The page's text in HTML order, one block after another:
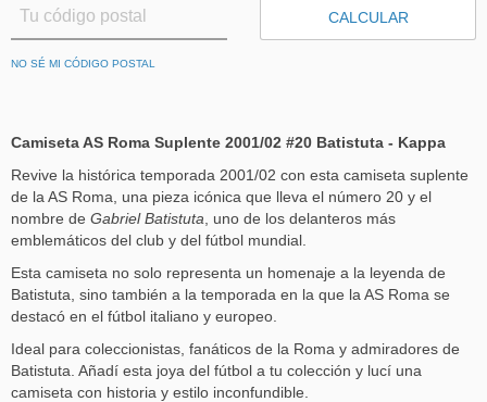
CALCULAR
NO SÉ MI CÓDIGO POSTAL
Camiseta AS Roma Suplente 2001/02 #20 Batistuta - Kappa
Revive la histórica temporada 2001/02 con esta camiseta suplente
de la AS Roma, una pieza icónica que lleva el número 20 y el
nombre de Gabriel Batistuta , uno de los delanteros más
emblemáticos del club y del fútbol mundial.
Esta camiseta no solo representa un homenaje a la leyenda de
Batistuta, sino también a la temporada en la que la AS Roma se
destacó en el fútbol italiano y europeo.
Ideal para coleccionistas, fanáticos de la Roma y admiradores de
Batistuta. Añadí esta joya del fútbol a tu colección y lucí una
camiseta con historia y estilo inconfundible.